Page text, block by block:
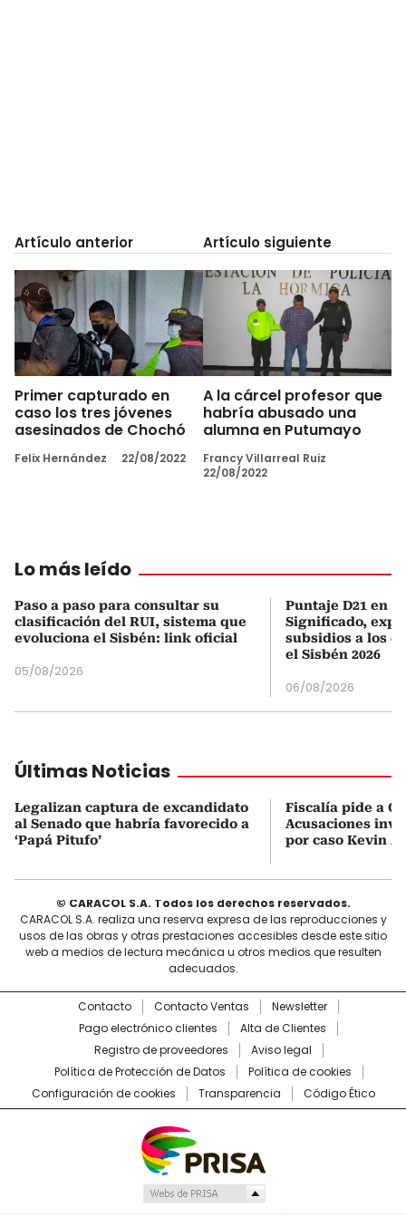
Artículo anterior
Primer capturado en
caso los tres jóvenes
asesinados de Chochó
Felix Hernández 22/08/2022
Artículo siguiente
A la cárcel profesor que
habría abusado una
alumna en Putumayo
Francy Villarreal Ruiz
22/08/2022
Lo más leído
Paso a paso para consultar su
clasificación del RUI, sistema que
evoluciona el Sisbén: link oficial
05/08/2026
Puntaje D21 en
Significado,
subsidios a los
el Sisbén 2026
06/08/2026
Últimas Noticias
Legalizan captura de excandidato
al Senado que habría favorecido a
‘Papá Pitufo’
Fiscalía pide a
Acusaciones
por caso Kevin
© CARACOL S.A. Todos los derechos reservados.
CARACOL S.A. realiza una reserva expresa de las reproducciones y
usos de las obras y otras prestaciones accesibles desde este sitio
web a medios de lectura mecánica u otros medios que resulten
adecuados.
Contacto Contacto Ventas
Newsletter
Pago electrónico clientes
Alta de Clientes
Registro de proveedores
Aviso legal
Política de Protección de Datos
Política de cookies
Configuración de cookies
Transparencia Código Ético